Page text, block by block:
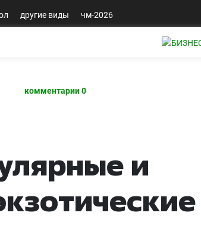
другие виды чм-2026
комментарии 0
и